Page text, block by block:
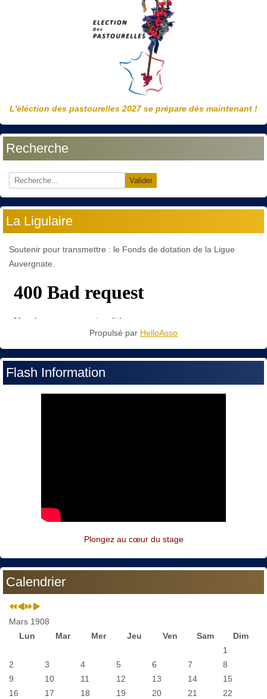
L'éléction des pastourelles 2027 se prépare dès maintenant !
Recherche
Valider
La Ligulaire
Soutenir pour transmettre : le Fonds de dotation de la Ligue
Auvergnate.
Propulsé par HelloAsso
Flash Information
Plongez au cœur du stage
Calendrier
Mars 1908
Lun
Mar Mer Jeu Ven Sam
Dim
1
2
3 4 5 6 7
8
9
10 11 12 13 14
15
16
17 18 19 20 21
22